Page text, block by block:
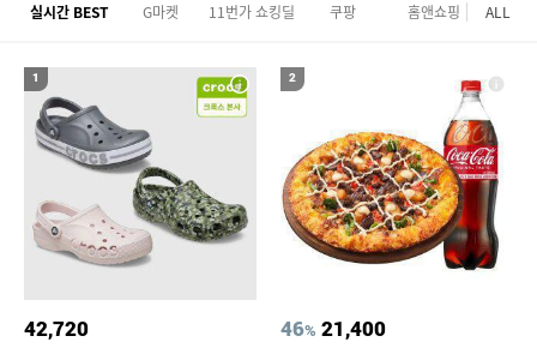
16 리치 음료수 업소용 튀김망 18 k2 남성 조끼
가정용 인형뽑기기계
ALL
실시간 BEST G마켓 11번가 쇼킹딜 쿠팡 홈앤쇼핑 이마
1
42,720
2
46% 21,400